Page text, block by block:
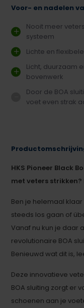
Voor- en nadelen
Nooit meer
systeem
Lichte en
Licht, duurzaam
bovenwerk
Door de BOA
voet even strak
HKS Pioneer Black
met veters
Ben je helemaal
steeds los gaan of
Vanaf nu kun je daar
revolutionaire BOA
Benieuwd wat dit is,
Deze innovatieve
BOA sluiting zorgt er
schoenen aan je